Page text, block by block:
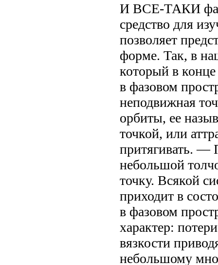
И ВСЕ-ТАКИ
средство для
позволяет
форме. Так, в
который в конце
в фазовом
неподвижная
орбиты, ее
точкой, или
притягивать. —
небольшой
точку. Всякой
приходит в
в фазовом
характер:
вязкости
небольшому